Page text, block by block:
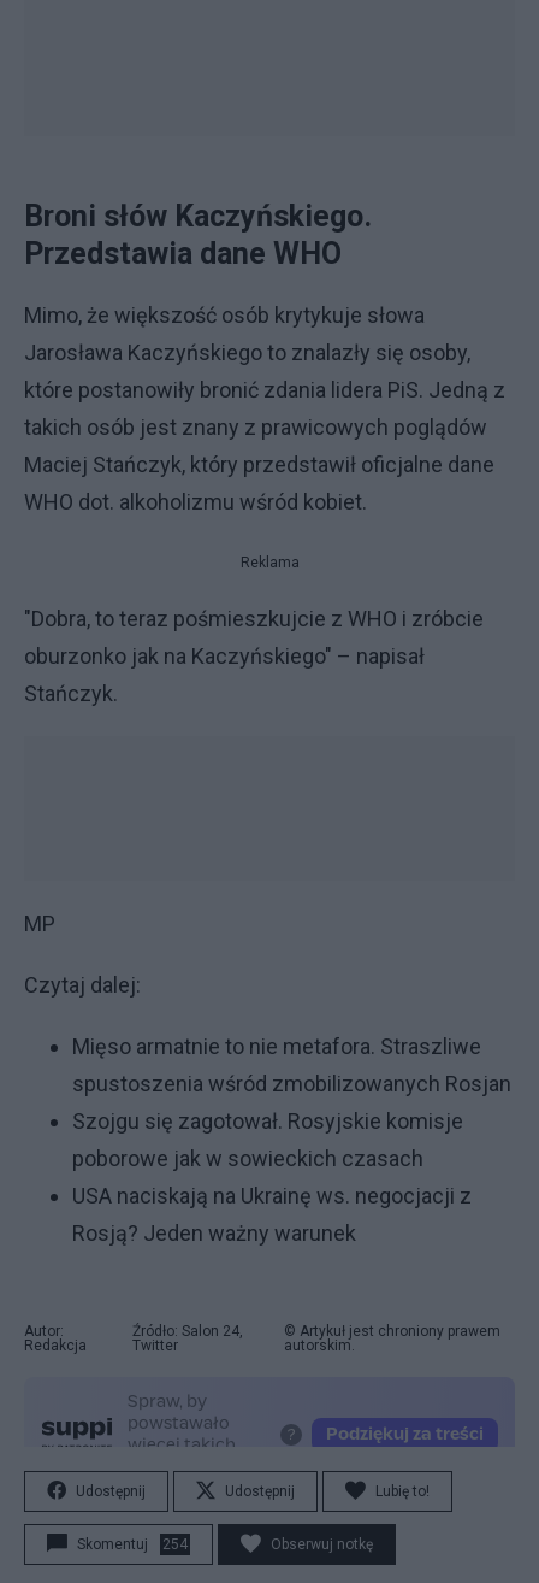
Broni słów Kaczyńskiego.
Przedstawia dane WHO
Mimo, że większość osób krytykuje słowa
Jarosława Kaczyńskiego to znalazły się osoby,
które postanowiły bronić zdania lidera PiS. Jedną z
takich osób jest znany z prawicowych poglądów
Maciej Stańczyk, który przedstawił oficjalne dane
WHO dot. alkoholizmu wśród kobiet.
Reklama
"Dobra, to teraz pośmieszkujcie z WHO i zróbcie
oburzonko jak na Kaczyńskiego" – napisał
Stańczyk.
MP
Czytaj dalej:
Mięso armatnie to nie metafora. Straszliwe
spustoszenia wśród zmobilizowanych Rosjan
Szojgu się zagotował. Rosyjskie komisje
poborowe jak w sowieckich czasach
USA naciskają na Ukrainę ws. negocjacji z
Rosją? Jeden ważny warunek
Autor:
Redakcja
Źródło: Salon 24,
Twitter
© Artykuł jest chroniony prawem
autorskim.
Udostępnij Udostępnij Lubię to!
Skomentuj 254 Obserwuj notkę